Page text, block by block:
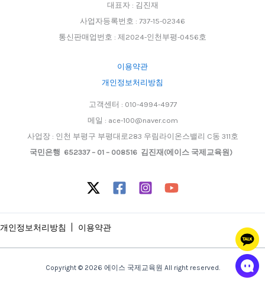
대표자 : 김진재
사업자등록번호 : 737-15-02346
통신판매업번호 : 제2024-인천부평-0456호
이용약관
개인정보처리방침
고객센터 : 010-4994-4977
메일 : ace-100@naver.com
사업장 : 인천 부평구 부평대로283 우림라이온스밸리 C동 311호
국민은행 652337 – 01 – 008516 김진재(에이스 국제교육원)
개인정보처리방침 이용약관
Copyright © 2026 에이스 국제교육원 All right reserved.